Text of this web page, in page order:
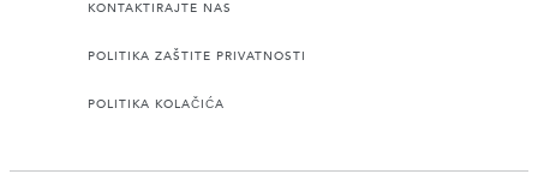
KONTAKTIRAJTE NAS
POLITIKA ZAŠTITE PRIVATNOSTI
POLITIKA KOLAČIĆA